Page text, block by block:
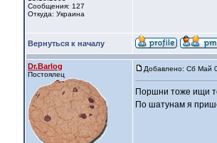
Сообщения: 127
Откуда: Украина
Вернуться к началу
Dr.Barlog
Постоялец
Добавлено: Сб Май
Поршни тоже ищи
По шатунам я